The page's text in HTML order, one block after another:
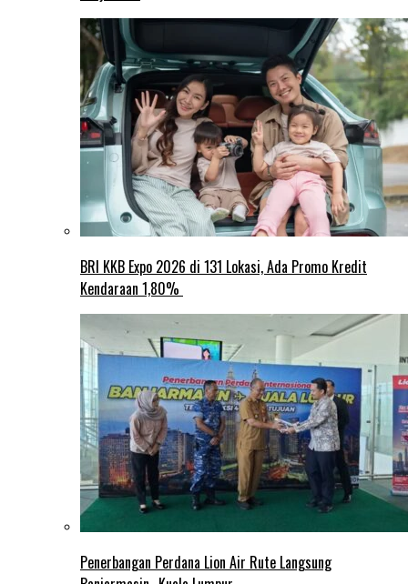
BRI KKB Expo 2026 di 131 Lokasi, Ada Promo Kredit
Kendaraan 1,80%
Penerbangan Perdana Lion Air Rute Langsung